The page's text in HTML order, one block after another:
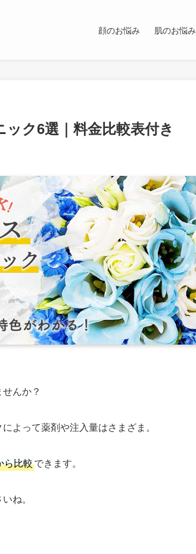
顔のお悩み 肌のお悩み
ク6選｜料金比較表付き
んか？
よって薬剤や注入量はさまざま。
ら比較できます。
ね。